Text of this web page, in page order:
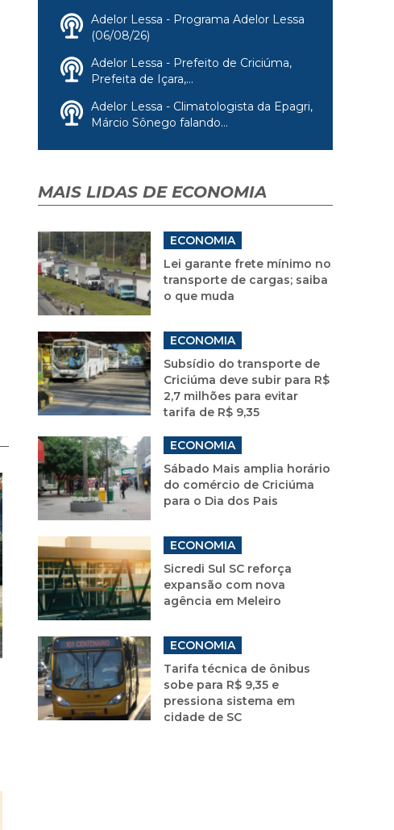
Adelor Lessa - Programa Adelor Lessa
(06/08/26)
Adelor Lessa - Prefeito de Criciúma,
Prefeita de Içara,...
Adelor Lessa - Climatologista da Epagri,
Márcio Sônego falando...
MAIS LIDAS DE ECONOMIA
ECONOMIA
Lei garante frete mínimo no
transporte de cargas; saiba
o que muda
ECONOMIA
Subsídio do transporte de
Criciúma deve subir para R$
2,7 milhões para evitar
tarifa de R$ 9,35
ECONOMIA
Sábado Mais amplia horário
do comércio de Criciúma
para o Dia dos Pais
ECONOMIA
Sicredi Sul SC reforça
expansão com nova
agência em Meleiro
ECONOMIA
Tarifa técnica de ônibus
sobe para R$ 9,35 e
pressiona sistema em
cidade de SC